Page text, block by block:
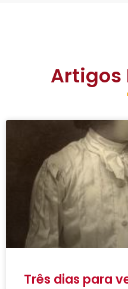
Artigos
Três dias para